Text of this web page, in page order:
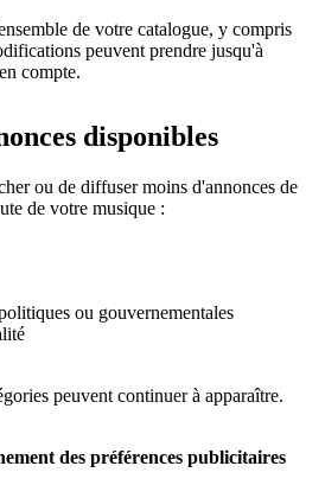
de votre catalogue, y compris
peuvent prendre jusqu'à
compte.
disponibles
ou de diffuser moins d'annonces de
de votre musique :
ou gouvernementales
peuvent continuer à apparaître.
des préférences publicitaires